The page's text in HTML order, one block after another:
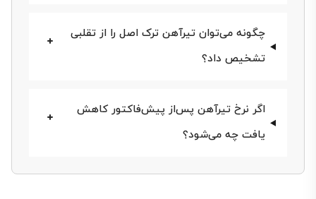
پرفروش و در نهایت طرح یک مسیر مطمئن برای خرید
چگونه می‌توان تیرآهن ترک اصل را از تقلبی
تشخیص داد؟
اگر نرخ تیرآهن پس‌از پیش‌فاکتور کاهش
یافت چه می‌شود؟